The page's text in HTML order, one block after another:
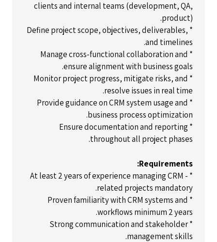
clients and internal teams (development, QA,
product).
* Define project scope, objectives, deliverables,
and timelines.
* Manage cross-functional collaboration and
ensure alignment with business goals.
* Monitor project progress, mitigate risks, and
resolve issues in real time.
* Provide guidance on CRM system usage and
business process optimization.
* Ensure documentation and reporting
throughout all project phases.
Requirements:
* At least 2 years of experience managing CRM -
related projects mandatory.
* Proven familiarity with CRM systems and
workflows minimum 2 years.
* Strong communication and stakeholder
management skills.